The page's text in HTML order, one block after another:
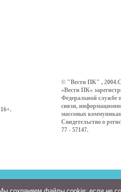
16+.
© "Вести ПК" ,
«Вести ПК»
Федеральной службе
связи,
массовых
Свидетельство о
77 - 57147.